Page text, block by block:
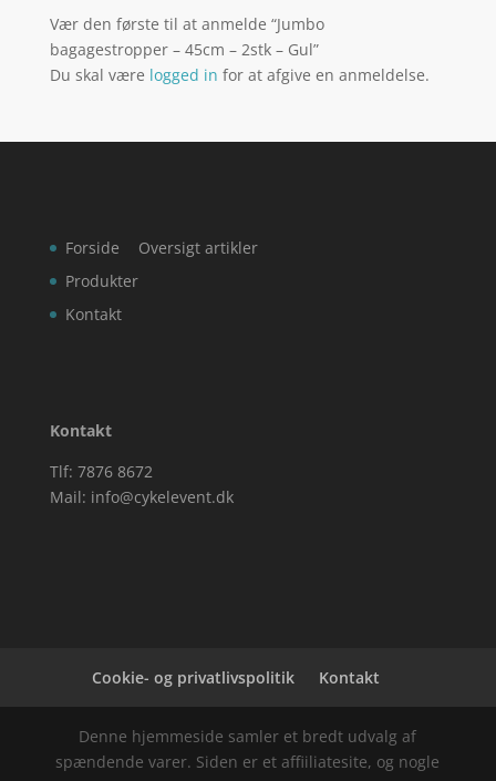
Vær den første til at anmelde “Jumbo
bagagestropper – 45cm – 2stk – Gul”
Du skal være logged in for at afgive en anmeldelse.
Forside
Produkter
Kontakt
Oversigt artikler
Kontakt
Tlf: 7876 8672
Mail: info@cykelevent.dk
Cookie- og privatlivspolitik Kontakt
Denne hjemmeside samler et bredt udvalg af
spændende varer. Siden er et affiiliatesite, og nogle